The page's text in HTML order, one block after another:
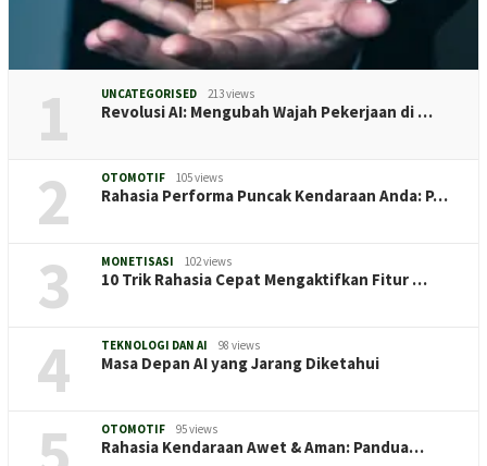
1 UNCATEGORISED 213 views
Revolusi AI: Mengubah Wajah Pekerjaan di …
2 OTOMOTIF 105 views
Rahasia Performa Puncak Kendaraan Anda: P…
3 MONETISASI 102 views
10 Trik Rahasia Cepat Mengaktifkan Fitur …
4 TEKNOLOGI DAN AI 98 views
Masa Depan AI yang Jarang Diketahui
OTOMOTIF 95 views
Rahasia Kendaraan Awet & Aman: Pandua…